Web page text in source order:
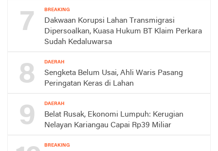
7 BREAKING
Dakwaan Korupsi Lahan Transmigrasi
Dipersoalkan, Kuasa Hukum BT Klaim Perkara
Sudah Kedaluwarsa
8 DAERAH
Sengketa Belum Usai, Ahli Waris Pasang
Peringatan Keras di Lahan
9 DAERAH
Belat Rusak, Ekonomi Lumpuh: Kerugian
Nelayan Kariangau Capai Rp39 Miliar
BREAKING